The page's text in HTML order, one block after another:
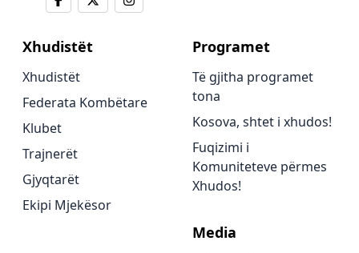
Xhudistët
Xhudistët
Federata Kombëtare
Klubet
Trajnerët
Gjyqtarët
Ekipi Mjekësor
Programet
Të gjitha programet
tona
Kosova, shtet i xhudos!
Fuqizimi i
Komuniteteve përmes
Xhudos!
Media